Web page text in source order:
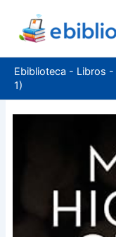
contenido
Ebiblioteca - Libros -
1)